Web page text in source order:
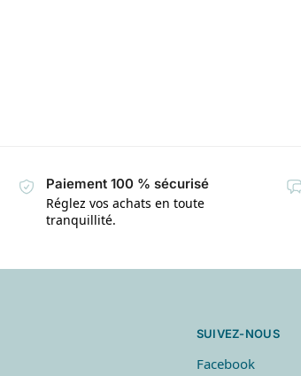
Paiement 100 % sécurisé
Réglez vos achats en toute
tranquillité.
SUIVEZ-NOUS
Facebook